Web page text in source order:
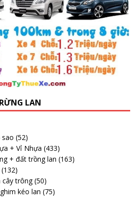
LAN
sao (52)
+ Vỉ Nhựa (433)
+ đất trồng lan (163)
(132)
cây trông (50)
kéo lan (75)